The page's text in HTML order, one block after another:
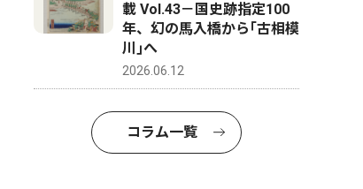
載 Vol.43－国史跡指定100
年、幻の馬入橋から｢古相模
川｣へ
2026.06.12
コラム一覧